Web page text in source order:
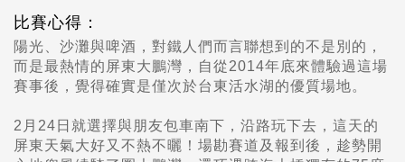
比賽心得：
陽光、沙灘與啤酒，對鐵人們而言聯想到的不是別的，
而是最熱情的屏東大鵬灣，自從2014年底來體驗過這場
賽事後，覺得確實是僅次於台東活水湖的優質場地。
2月24日就選擇與朋友包車南下，沿路玩下去，這天的
屏東天氣大好又不熱不曬！場勘賽道及報到後，趁勢開